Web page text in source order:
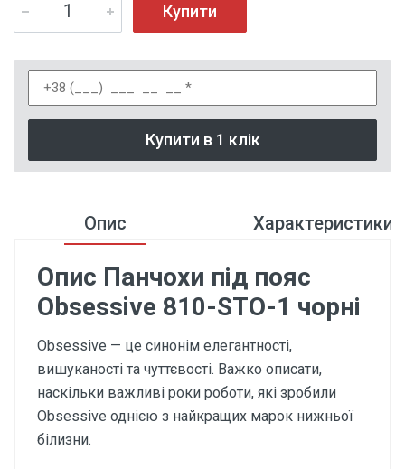
Купити
Купити в 1 клік
Опис Характеристики
Опис Панчохи під пояс
Obsessive 810-STO-1 чорні
Obsessive — це синонім елегантності,
вишуканості та чуттєвості. Важко описати,
наскільки важливі роки роботи, які зробили
Obsessive однією з найкращих марок нижньої
білизни.